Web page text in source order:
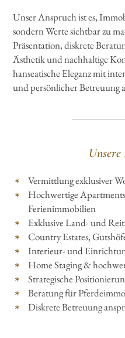
Unser Anspruch ist es,
sondern Werte sichtbar zu
Präsentation, diskrete
Ästhetik und nachhaltige
hanseatische Eleganz mit
und persönlicher Betreuung
Vermittlung exklusiver
Hochwertige
Ferienimmobilien
Exklusive Land- und
Country Estates,
Interieur- und
Home Staging &
Strategische
Beratung für
Diskrete Betreuung